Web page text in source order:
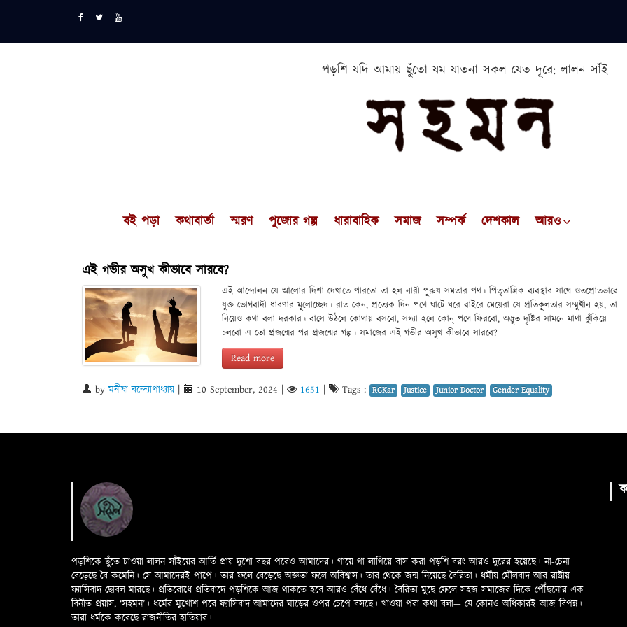
পড়শি যদি আমায় ছুঁতো যম যাতনা সকল যেত দূরে: লালন সাঁই
বই পড়া কথাবার্তা স্মরণ পুজোর গল্প ধারাবাহিক সমাজ সম্পর্ক দেশকাল আরও
এই গভীর অসুখ কীভাবে সারবে?
এই আন্দোলন যে আলোর দিশা দেখাতে পারতো তা হল নারী পুরুষ সমতার পথ। পিতৃতান্ত্রিক ব্যবস্থার সাথে ওতপ্রোতভাবে
যুক্ত ভোগবাদী ধারণার মূলোচ্ছেদ। রাত কেন, প্রত্যেক দিন পথে ঘাটে ঘরে বাইরে মেয়েরা যে প্রতিকূলতার সম্মুখীন হয়, তা
নিয়েও কথা বলা দরকার। বাসে উঠলে কোথায় বসবো, সন্ধ্যা হলে কোন্ পথে ফিরবো, অদ্ভুত দৃষ্টির সামনে মাথা ঝুঁকিয়ে
চলবো এ তো প্রজন্মের পর প্রজন্মের গল্প। সমাজের এই গভীর অসুখ কীভাবে সারবে?
Read more
byমনীষা বন্দ্যোপাধ্যায় 10 September, 2024 1651 Tags : RGKar Justice Junior Doctor Gender Equality
পড়শিকে ছুঁতে চাওয়া লালন সাঁইয়ের আর্তি প্রায় দুশো বছর পরেও আমাদের। গায়ে গা লাগিয়ে বাস করা পড়শি বরং আরও দুরের হয়েছে। না-চেনা
বেড়েছে বৈ কমেনি। সে আমাদেরই পাপে। তার ফলে বেড়েছে অজ্ঞতা ফলে অবিশ্বাস। তার থেকে জন্ম নিয়েছে বৈরিতা। ধর্মীয় মৌলবাদ আর রাষ্ট্রীয়
ফ্যাসিবাদ ছোবল মারছে। প্রতিরোধে প্রতিবাদে পড়শিকে আজ থাকতে হবে আরও বেঁধে বেঁধে। বৈরিতা মুছে ফেলে সহজ সমাজের দিকে পৌঁছনোর এক
বিনীত প্রয়াস, ‘সহমন’। ধর্মের মুখোশ পরে ফ্যাসিবাদ আমাদের ঘাড়ের ওপর চেপে বসছে। খাওয়া পরা কথা বলা—­­ যে কোনও অধিকারই আজ বিপন্ন।
তারা ধর্মকে করেছে রাজনীতির হাতিয়ার।